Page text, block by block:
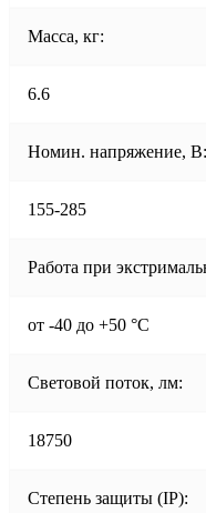
Масса, кг:
6.6
Номин. напряжение, В:
155-285
Работа при
от -40 до +50 °C
Световой поток, лм:
18750
Степень защиты (IP):